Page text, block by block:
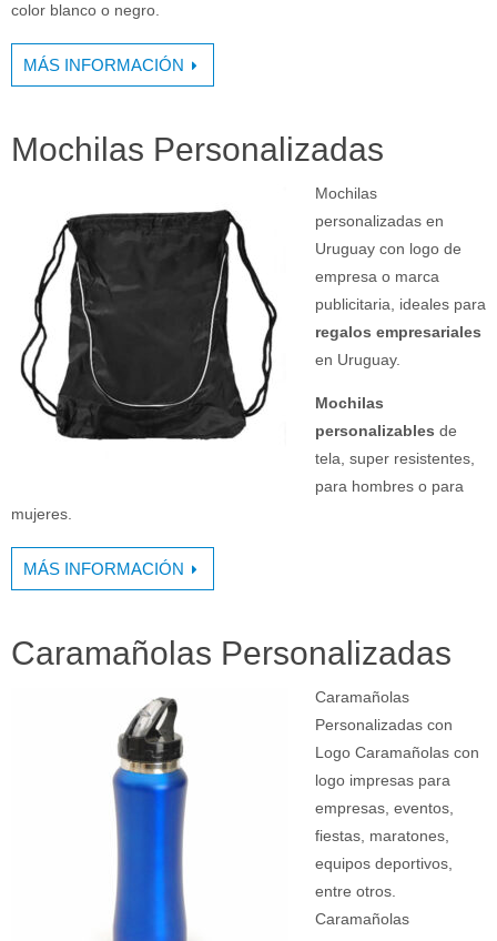
color blanco o negro.
MÁS INFORMACIÓN
Mochilas Personalizadas
Mochilas
personalizadas en
Uruguay con logo de
empresa o marca
publicitaria, ideales para
regalos empresariales
en Uruguay.
Mochilas
personalizables de
tela, super resistentes,
para hombres o para
mujeres.
MÁS INFORMACIÓN
Caramañolas Personalizadas
Caramañolas
Personalizadas con
Logo Caramañolas con
logo impresas para
empresas, eventos,
fiestas, maratones,
equipos deportivos,
entre otros.
Caramañolas